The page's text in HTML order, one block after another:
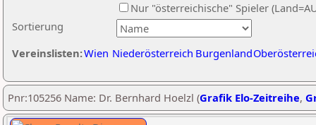
Sortierung
Nur "österreichische" Spieler
Vereinslisten:Wien Niederösterreich Burgenland
Pnr:105256 Name: Dr. Bernhard Hoelzl (Grafik Elo-Zeitreihe,